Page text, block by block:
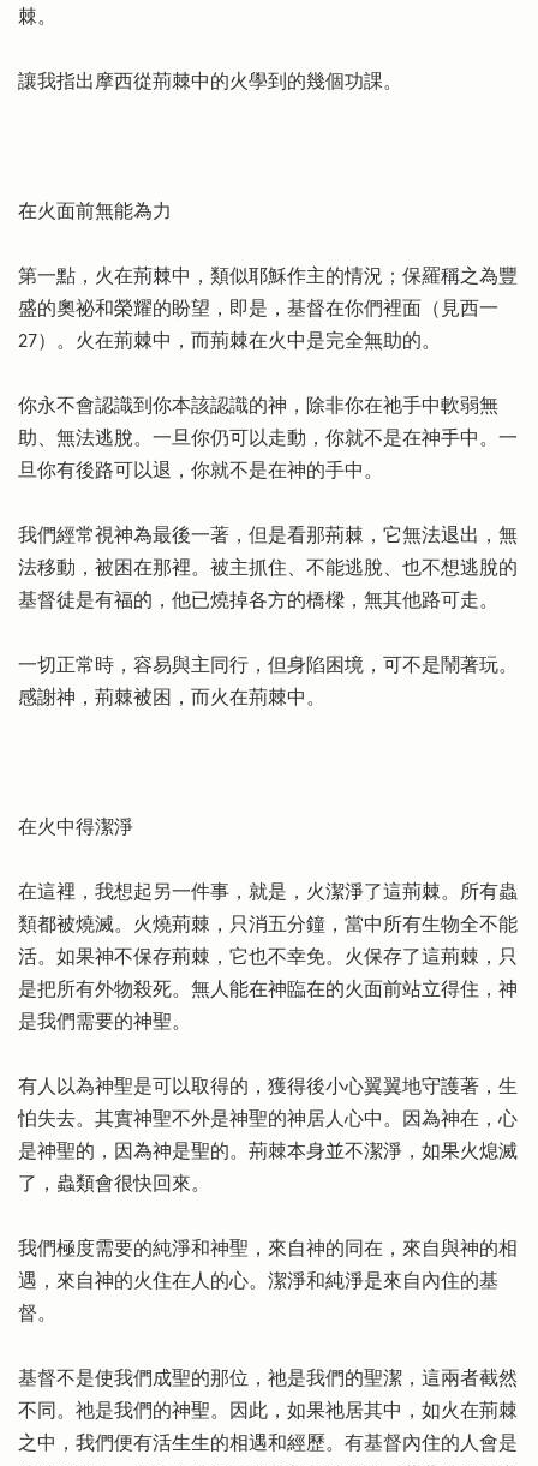
棘。
讓我指出摩西從荊棘中的火學到的幾個功課。
在火面前無能為力
第一點，火在荊棘中，類似耶穌作主的情況；保羅稱之為豐
盛的奧祕和榮耀的盼望，即是，基督在你們裡面（見西一
27）。火在荊棘中，而荊棘在火中是完全無助的。
你永不會認識到你本該認識的神，除非你在祂手中軟弱無
助、無法逃脫。一旦你仍可以走動，你就不是在神手中。一
旦你有後路可以退，你就不是在神的手中。
我們經常視神為最後一著，但是看那荊棘，它無法退出，無
法移動，被困在那裡。被主抓住、不能逃脫、也不想逃脫的
基督徒是有福的，他已燒掉各方的橋樑，無其他路可走。
一切正常時，容易與主同行，但身陷困境，可不是鬧著玩。
感謝神，荊棘被困，而火在荊棘中。
在火中得潔淨
在這裡，我想起另一件事，就是，火潔淨了這荊棘。所有蟲
類都被燒滅。火燒荊棘，只消五分鐘，當中所有生物全不能
活。如果神不保存荊棘，它也不幸免。火保存了這荊棘，只
是把所有外物殺死。無人能在神臨在的火面前站立得住，神
是我們需要的神聖。
有人以為神聖是可以取得的，獲得後小心翼翼地守護著，生
怕失去。其實神聖不外是神聖的神居人心中。因為神在，心
是神聖的，因為神是聖的。荊棘本身並不潔淨，如果火熄滅
了，蟲類會很快回來。
我們極度需要的純淨和神聖，來自神的同在，來自與神的相
遇，來自神的火住在人的心。潔淨和純淨是來自內住的基
督。
基督不是使我們成聖的那位，祂是我們的聖潔，這兩者截然
不同。祂是我們的神聖。因此，如果祂居其中，如火在荊棘
之中，我們便有活生生的相遇和經歷。有基督內住的人會是